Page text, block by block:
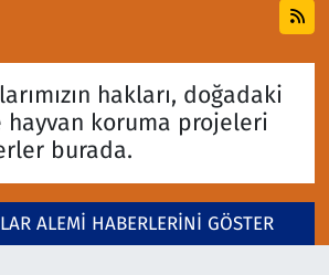
hakları, doğadaki
hayvan koruma projeleri
burada.
ALEMI HABERLERINI GÖSTER